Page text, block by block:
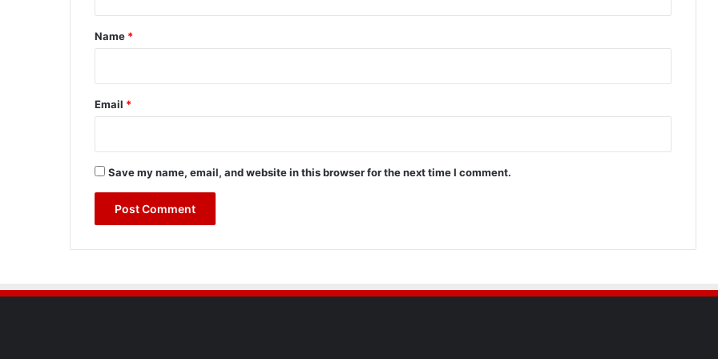
*
Name *
Email *
Save my name, email, and website in this browser for the next time I comment.